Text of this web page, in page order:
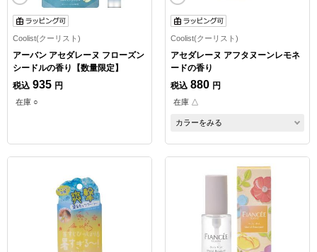
Coolist(クーリスト)
アーバン アセダレーヌ フローズン
シードルの香り【数量限定】
税込 935 円
在庫 ○
Coolist(クーリスト)
アセダレーヌ アフタヌーンレモネ
ードの香り
税込 880 円
在庫 △
カラーをみる